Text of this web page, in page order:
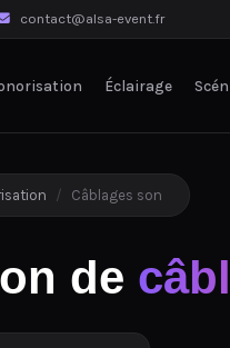
contact@alsa-event.fr
Éclairage
/ Câblages son
de